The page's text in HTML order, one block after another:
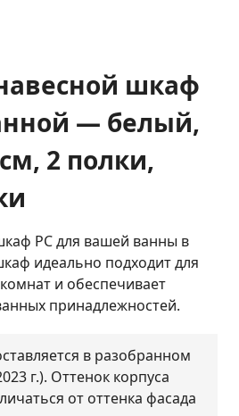
шкаф
— белый,
2 полки,
РС для вашей ванны в
идеально подходит для
и обеспечивает
принадлежностей.
в разобранном
г.). Оттенок корпуса
от оттенка фасада